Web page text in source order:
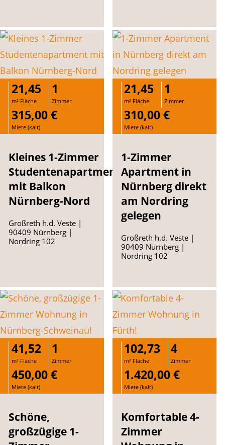
21,45
m² Fläche
1
Zimmer
315,00 €
Miete (kalt)
Kleines 1-Zimmer
Studentenapartment
mit Balkon
Nürnberg-Nord
Großreth h.d. Veste |
90409 Nürnberg |
Nordring 102
21,45
m² Fläche
1
Zimmer
310,00 €
Miete (kalt)
1-Zimmer
Apartment in
Nürnberg direkt
am Nordring
gelegen
Großreth h.d. Veste |
90409 Nürnberg |
Nordring 102
41,52
m² Fläche
1
Zimmer
450,00 €
Miete (kalt)
Schöne,
großzügige 1-
102,73
m² Fläche
4
Zimmer
1.420,00 €
Miete (kalt)
Komfortable 4-
Zimmer